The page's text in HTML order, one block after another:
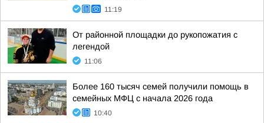
11:19
От районной площадки до рукопожатия с
легендой
11:06
Более 160 тысяч семей получили помощь в
семейных МФЦ с начала 2026 года
10:40